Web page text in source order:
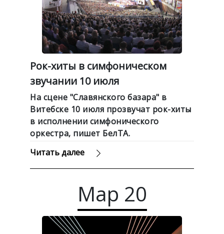
Рок-хиты в симфоническом
звучании 10 июля
На сцене "Славянского базара" в
Витебске 10 июля прозвучат рок-хиты
в исполнении симфонического
оркестра, пишет БелТА.
Читать далее
Мар 20